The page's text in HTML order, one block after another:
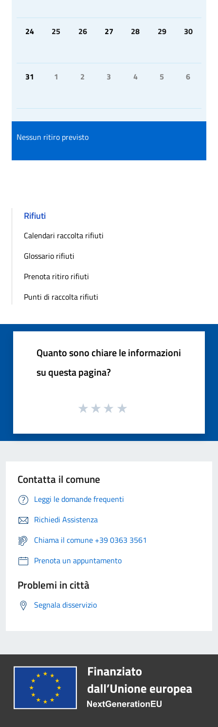
24 25 26 27 28 29 30
31 1 2 3 4 5 6
Nessun ritiro previsto
Rifiuti
Calendari raccolta rifiuti
Glossario rifiuti
Prenota ritiro rifiuti
Punti di raccolta rifiuti
Quanto sono chiare le informazioni
su questa pagina?
Contatta il comune
Leggi le domande frequenti
Richiedi Assistenza
Chiama il comune +39 0363 3561
Prenota un appuntamento
Problemi in città
Segnala disservizio